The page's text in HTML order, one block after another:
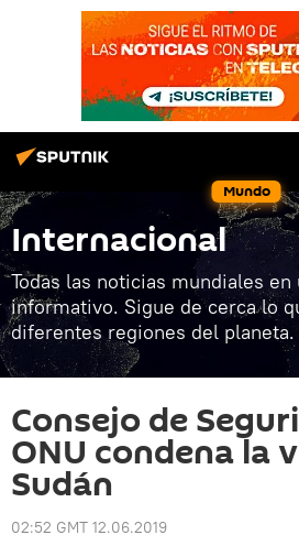
Mundo
Internacional
Todas las noticias mundiales
informativo. Sigue de cerca lo
diferentes regiones del planeta.
Consejo de
ONU condena la
Sudán
02:52 GMT 12.06.2019